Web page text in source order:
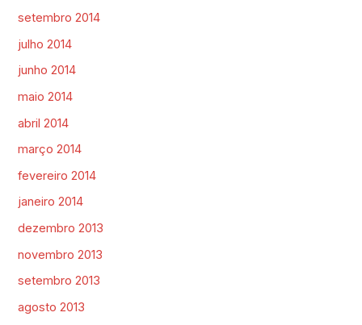
setembro 2014
julho 2014
junho 2014
maio 2014
abril 2014
março 2014
fevereiro 2014
janeiro 2014
dezembro 2013
novembro 2013
setembro 2013
agosto 2013